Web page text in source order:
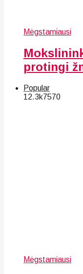
Mėgstamiausi
protingi
Popular
12.3k7570
Mėgstamiausi